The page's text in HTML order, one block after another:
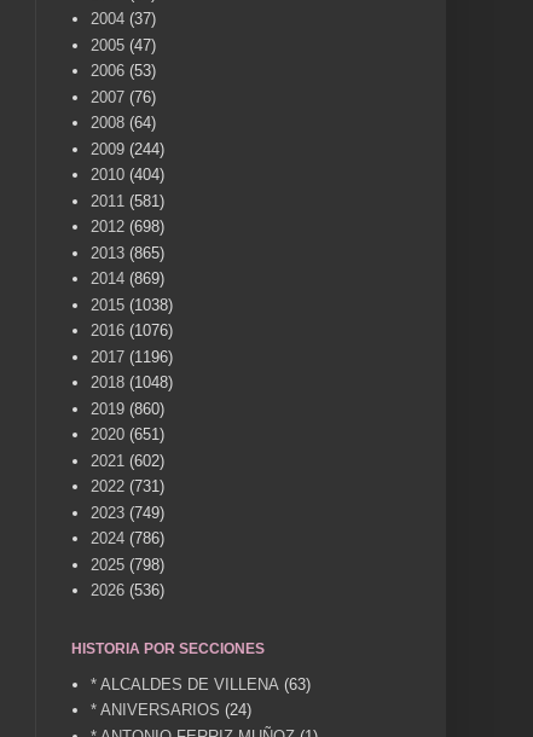
2004 (37)
2005 (47)
2006 (53)
2007 (76)
2008 (64)
2009 (244)
2010 (404)
2011 (581)
2012 (698)
2013 (865)
2014 (869)
2015 (1038)
2016 (1076)
2017 (1196)
2018 (1048)
2019 (860)
2020 (651)
2021 (602)
2022 (731)
2023 (749)
2024 (786)
2025 (798)
2026 (536)
HISTORIA POR SECCIONES
* ALCALDES DE VILLENA (63)
* ANIVERSARIOS (24)